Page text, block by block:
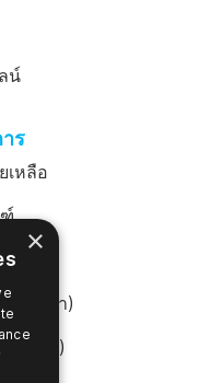
น์
ร
เหลือ
เมริกา)
ตรเลีย)
×